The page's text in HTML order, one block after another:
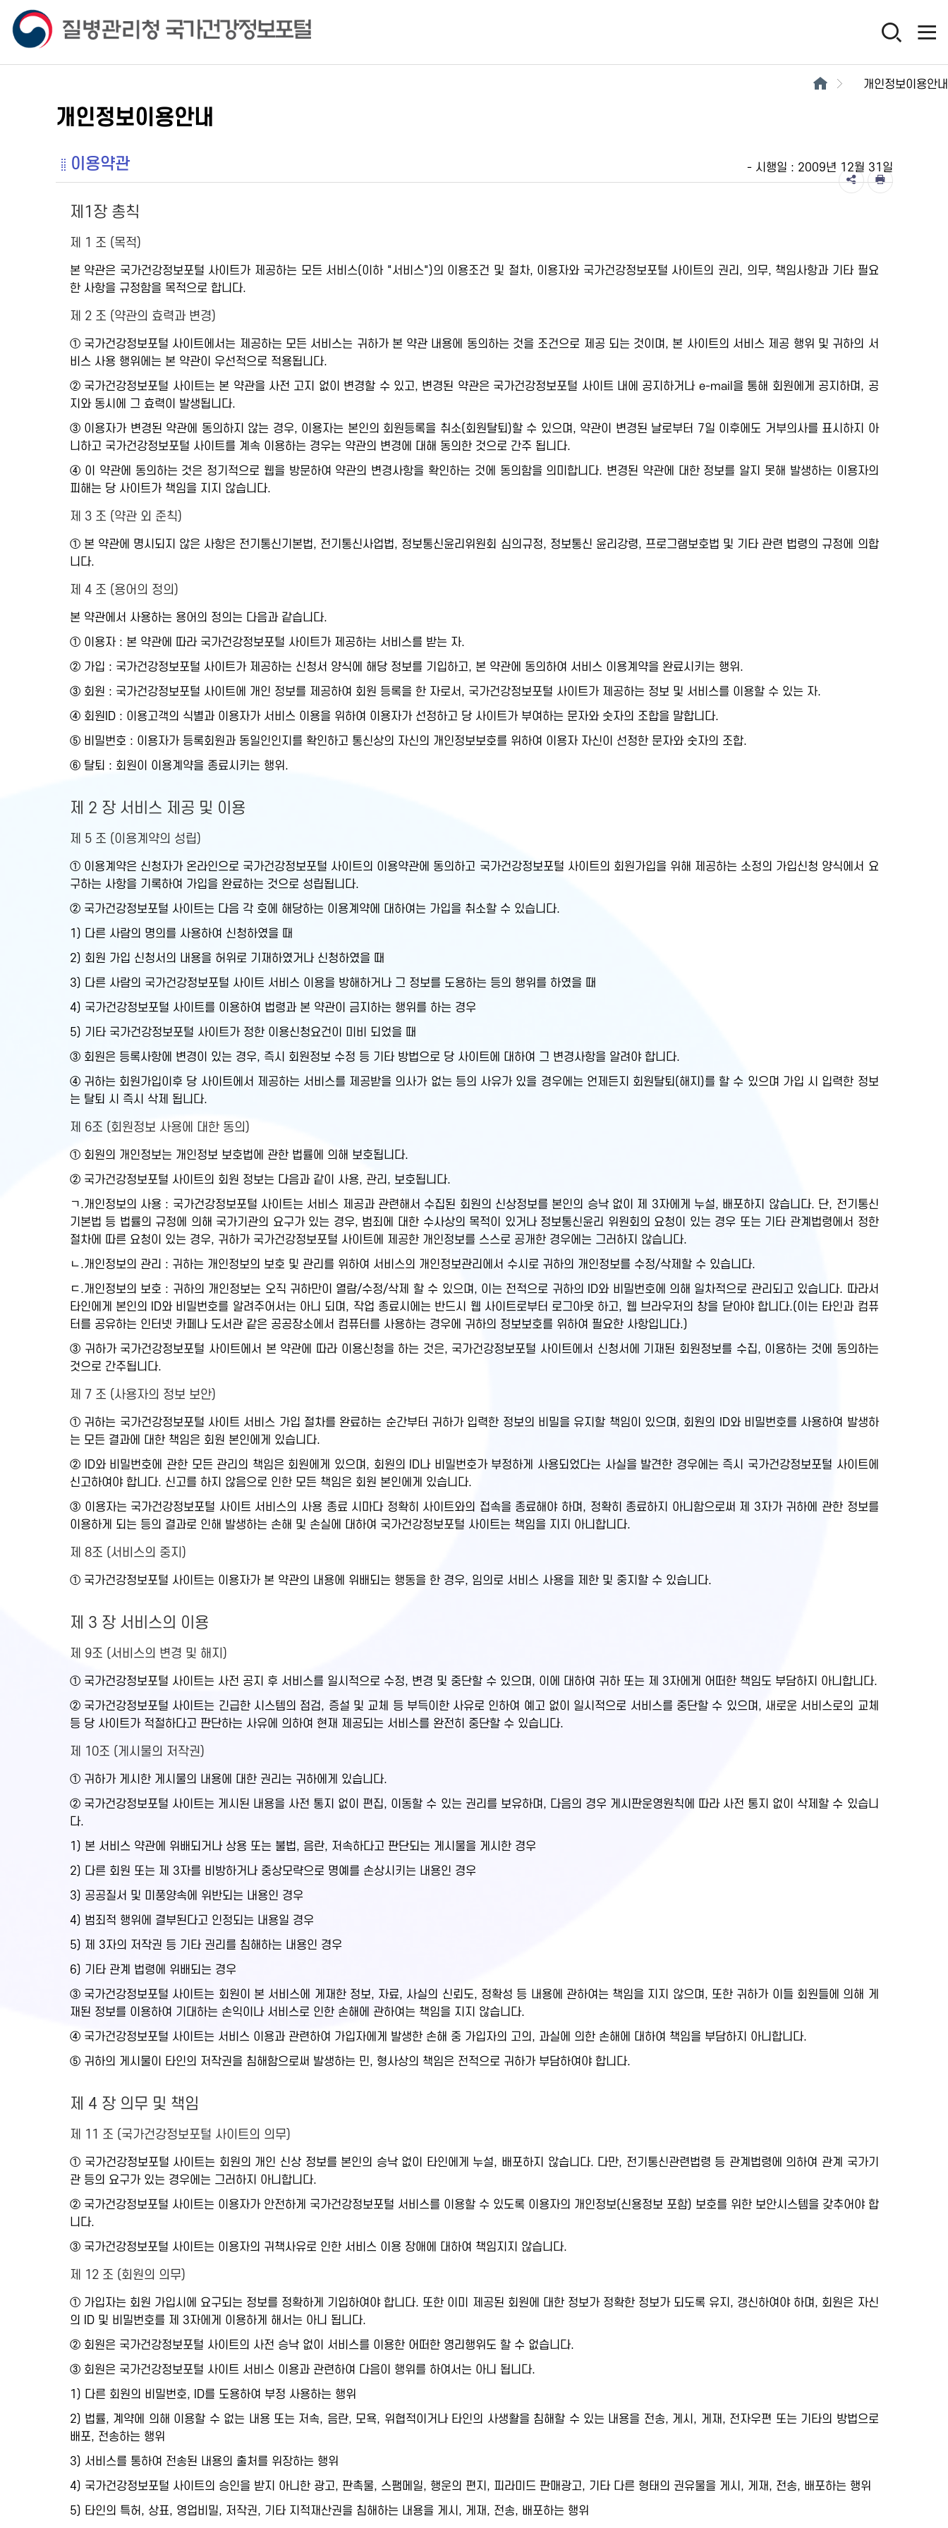
개인정보이용안내
개인정보이용안내
- 시행일 : 2009년 12월 31일
이용약관
제1장 총칙
제 1 조 (목적)
본 약관은 국가건강정보포털 사이트가 제공하는 모든 서비스(이하 "서비스")의 이용조건 및 절차, 이용자와 국가건강정보포털 사이트의 권리, 의무, 책임사항과 기타 필요
한 사항을 규정함을 목적으로 합니다.
제 2 조 (약관의 효력과 변경)
① 국가건강정보포털 사이트에서는 제공하는 모든 서비스는 귀하가 본 약관 내용에 동의하는 것을 조건으로 제공 되는 것이며, 본 사이트의 서비스 제공 행위 및 귀하의 서
비스 사용 행위에는 본 약관이 우선적으로 적용됩니다.
② 국가건강정보포털 사이트는 본 약관을 사전 고지 없이 변경할 수 있고, 변경된 약관은 국가건강정보포털 사이트 내에 공지하거나 e-mail을 통해 회원에게 공지하며, 공
지와 동시에 그 효력이 발생됩니다.
③ 이용자가 변경된 약관에 동의하지 않는 경우, 이용자는 본인의 회원등록을 취소(회원탈퇴)할 수 있으며, 약관이 변경된 날로부터 7일 이후에도 거부의사를 표시하지 아
니하고 국가건강정보포털 사이트를 계속 이용하는 경우는 약관의 변경에 대해 동의한 것으로 간주 됩니다.
④ 이 약관에 동의하는 것은 정기적으로 웹을 방문하여 약관의 변경사항을 확인하는 것에 동의함을 의미합니다. 변경된 약관에 대한 정보를 알지 못해 발생하는 이용자의
피해는 당 사이트가 책임을 지지 않습니다.
제 3 조 (약관 외 준칙)
① 본 약관에 명시되지 않은 사항은 전기통신기본법, 전기통신사업법, 정보통신윤리위원회 심의규정, 정보통신 윤리강령, 프로그램보호법 및 기타 관련 법령의 규정에 의합
니다.
제 4 조 (용어의 정의)
본 약관에서 사용하는 용어의 정의는 다음과 같습니다.
① 이용자 : 본 약관에 따라 국가건강정보포털 사이트가 제공하는 서비스를 받는 자.
② 가입 : 국가건강정보포털 사이트가 제공하는 신청서 양식에 해당 정보를 기입하고, 본 약관에 동의하여 서비스 이용계약을 완료시키는 행위.
③ 회원 : 국가건강정보포털 사이트에 개인 정보를 제공하여 회원 등록을 한 자로서, 국가건강정보포털 사이트가 제공하는 정보 및 서비스를 이용할 수 있는 자.
④ 회원ID : 이용고객의 식별과 이용자가 서비스 이용을 위하여 이용자가 선정하고 당 사이트가 부여하는 문자와 숫자의 조합을 말합니다.
⑤ 비밀번호 : 이용자가 등록회원과 동일인인지를 확인하고 통신상의 자신의 개인정보보호를 위하여 이용자 자신이 선정한 문자와 숫자의 조합.
⑥ 탈퇴 : 회원이 이용계약을 종료시키는 행위.
제 2 장 서비스 제공 및 이용
제 5 조 (이용계약의 성립)
① 이용계약은 신청자가 온라인으로 국가건강정보포털 사이트의 이용약관에 동의하고 국가건강정보포털 사이트의 회원가입을 위해 제공하는 소정의 가입신청 양식에서 요
구하는 사항을 기록하여 가입을 완료하는 것으로 성립됩니다.
② 국가건강정보포털 사이트는 다음 각 호에 해당하는 이용계약에 대하여는 가입을 취소할 수 있습니다.
1) 다른 사람의 명의를 사용하여 신청하였을 때
2) 회원 가입 신청서의 내용을 허위로 기재하였거나 신청하였을 때
3) 다른 사람의 국가건강정보포털 사이트 서비스 이용을 방해하거나 그 정보를 도용하는 등의 행위를 하였을 때
4) 국가건강정보포털 사이트를 이용하여 법령과 본 약관이 금지하는 행위를 하는 경우
5) 기타 국가건강정보포털 사이트가 정한 이용신청요건이 미비 되었을 때
③ 회원은 등록사항에 변경이 있는 경우, 즉시 회원정보 수정 등 기타 방법으로 당 사이트에 대하여 그 변경사항을 알려야 합니다.
④ 귀하는 회원가입이후 당 사이트에서 제공하는 서비스를 제공받을 의사가 없는 등의 사유가 있을 경우에는 언제든지 회원탈퇴(해지)를 할 수 있으며 가입 시 입력한 정보
는 탈퇴 시 즉시 삭제 됩니다.
제 6조 (회원정보 사용에 대한 동의)
① 회원의 개인정보는 개인정보 보호법에 관한 법률에 의해 보호됩니다.
② 국가건강정보포털 사이트의 회원 정보는 다음과 같이 사용, 관리, 보호됩니다.
ㄱ.개인정보의 사용 : 국가건강정보포털 사이트는 서비스 제공과 관련해서 수집된 회원의 신상정보를 본인의 승낙 없이 제 3자에게 누설, 배포하지 않습니다. 단, 전기통신
기본법 등 법률의 규정에 의해 국가기관의 요구가 있는 경우, 범죄에 대한 수사상의 목적이 있거나 정보통신윤리 위원회의 요청이 있는 경우 또는 기타 관계법령에서 정한
절차에 따른 요청이 있는 경우, 귀하가 국가건강정보포털 사이트에 제공한 개인정보를 스스로 공개한 경우에는 그러하지 않습니다.
ㄴ.개인정보의 관리 : 귀하는 개인정보의 보호 및 관리를 위하여 서비스의 개인정보관리에서 수시로 귀하의 개인정보를 수정/삭제할 수 있습니다.
ㄷ.개인정보의 보호 : 귀하의 개인정보는 오직 귀하만이 열람/수정/삭제 할 수 있으며, 이는 전적으로 귀하의 ID와 비밀번호에 의해 일차적으로 관리되고 있습니다. 따라서
타인에게 본인의 ID와 비밀번호를 알려주어서는 아니 되며, 작업 종료시에는 반드시 웹 사이트로부터 로그아웃 하고, 웹 브라우저의 창을 닫아야 합니다.(이는 타인과 컴퓨
터를 공유하는 인터넷 카페나 도서관 같은 공공장소에서 컴퓨터를 사용하는 경우에 귀하의 정보보호를 위하여 필요한 사항입니다.)
③ 귀하가 국가건강정보포털 사이트에서 본 약관에 따라 이용신청을 하는 것은, 국가건강정보포털 사이트에서 신청서에 기재된 회원정보를 수집, 이용하는 것에 동의하는
것으로 간주됩니다.
제 7 조 (사용자의 정보 보안)
① 귀하는 국가건강정보포털 사이트 서비스 가입 절차를 완료하는 순간부터 귀하가 입력한 정보의 비밀을 유지할 책임이 있으며, 회원의 ID와 비밀번호를 사용하여 발생하
는 모든 결과에 대한 책임은 회원 본인에게 있습니다.
② ID와 비밀번호에 관한 모든 관리의 책임은 회원에게 있으며, 회원의 ID나 비밀번호가 부정하게 사용되었다는 사실을 발견한 경우에는 즉시 국가건강정보포털 사이트에
신고하여야 합니다. 신고를 하지 않음으로 인한 모든 책임은 회원 본인에게 있습니다.
③ 이용자는 국가건강정보포털 사이트 서비스의 사용 종료 시마다 정확히 사이트와의 접속을 종료해야 하며, 정확히 종료하지 아니함으로써 제 3자가 귀하에 관한 정보를
이용하게 되는 등의 결과로 인해 발생하는 손해 및 손실에 대하여 국가건강정보포털 사이트는 책임을 지지 아니합니다.
제 8조 (서비스의 중지)
① 국가건강정보포털 사이트는 이용자가 본 약관의 내용에 위배되는 행동을 한 경우, 임의로 서비스 사용을 제한 및 중지할 수 있습니다.
제 3 장 서비스의 이용
제 9조 (서비스의 변경 및 해지)
① 국가건강정보포털 사이트는 사전 공지 후 서비스를 일시적으로 수정, 변경 및 중단할 수 있으며, 이에 대하여 귀하 또는 제 3자에게 어떠한 책임도 부담하지 아니합니다.
② 국가건강정보포털 사이트는 긴급한 시스템의 점검, 증설 및 교체 등 부득이한 사유로 인하여 예고 없이 일시적으로 서비스를 중단할 수 있으며, 새로운 서비스로의 교체
등 당 사이트가 적절하다고 판단하는 사유에 의하여 현재 제공되는 서비스를 완전히 중단할 수 있습니다.
제 10조 (게시물의 저작권)
① 귀하가 게시한 게시물의 내용에 대한 권리는 귀하에게 있습니다.
② 국가건강정보포털 사이트는 게시된 내용을 사전 통지 없이 편집, 이동할 수 있는 권리를 보유하며, 다음의 경우 게시판운영원칙에 따라 사전 통지 없이 삭제할 수 있습니
다.
1) 본 서비스 약관에 위배되거나 상용 또는 불법, 음란, 저속하다고 판단되는 게시물을 게시한 경우
2) 다른 회원 또는 제 3자를 비방하거나 중상모략으로 명예를 손상시키는 내용인 경우
3) 공공질서 및 미풍양속에 위반되는 내용인 경우
4) 범죄적 행위에 결부된다고 인정되는 내용일 경우
5) 제 3자의 저작권 등 기타 권리를 침해하는 내용인 경우
6) 기타 관계 법령에 위배되는 경우
③ 국가건강정보포털 사이트는 회원이 본 서비스에 게재한 정보, 자료, 사실의 신뢰도, 정확성 등 내용에 관하여는 책임을 지지 않으며, 또한 귀하가 이들 회원들에 의해 게
재된 정보를 이용하여 기대하는 손익이나 서비스로 인한 손해에 관하여는 책임을 지지 않습니다.
④ 국가건강정보포털 사이트는 서비스 이용과 관련하여 가입자에게 발생한 손해 중 가입자의 고의, 과실에 의한 손해에 대하여 책임을 부담하지 아니합니다.
⑤ 귀하의 게시물이 타인의 저작권을 침해함으로써 발생하는 민, 형사상의 책임은 전적으로 귀하가 부담하여야 합니다.
제 4 장 의무 및 책임
제 11 조 (국가건강정보포털 사이트의 의무)
① 국가건강정보포털 사이트는 회원의 개인 신상 정보를 본인의 승낙 없이 타인에게 누설, 배포하지 않습니다. 다만, 전기통신관련법령 등 관계법령에 의하여 관계 국가기
관 등의 요구가 있는 경우에는 그러하지 아니합니다.
② 국가건강정보포털 사이트는 이용자가 안전하게 국가건강정보포털 서비스를 이용할 수 있도록 이용자의 개인정보(신용정보 포함) 보호를 위한 보안시스템을 갖추어야 합
니다.
③ 국가건강정보포털 사이트는 이용자의 귀책사유로 인한 서비스 이용 장애에 대하여 책임지지 않습니다.
제 12 조 (회원의 의무)
① 가입자는 회원 가입시에 요구되는 정보를 정확하게 기입하여야 합니다. 또한 이미 제공된 회원에 대한 정보가 정확한 정보가 되도록 유지, 갱신하여야 하며, 회원은 자신
의 ID 및 비밀번호를 제 3자에게 이용하게 해서는 아니 됩니다.
② 회원은 국가건강정보포털 사이트의 사전 승낙 없이 서비스를 이용한 어떠한 영리행위도 할 수 없습니다.
③ 회원은 국가건강정보포털 사이트 서비스 이용과 관련하여 다음이 행위를 하여서는 아니 됩니다.
1) 다른 회원의 비밀번호, ID를 도용하여 부정 사용하는 행위
2) 법률, 계약에 의해 이용할 수 없는 내용 또는 저속, 음란, 모욕, 위협적이거나 타인의 사생활을 침해할 수 있는 내용을 전송, 게시, 게재, 전자우편 또는 기타의 방법으로
배포, 전송하는 행위
3) 서비스를 통하여 전송된 내용의 출처를 위장하는 행위
4) 국가건강정보포털 사이트의 승인을 받지 아니한 광고, 판촉물, 스팸메일, 행운의 편지, 피라미드 판매광고, 기타 다른 형태의 권유물을 게시, 게재, 전송, 배포하는 행위
5) 타인의 특허, 상표, 영업비밀, 저작권, 기타 지적재산권을 침해하는 내용을 게시, 게재, 전송, 배포하는 행위